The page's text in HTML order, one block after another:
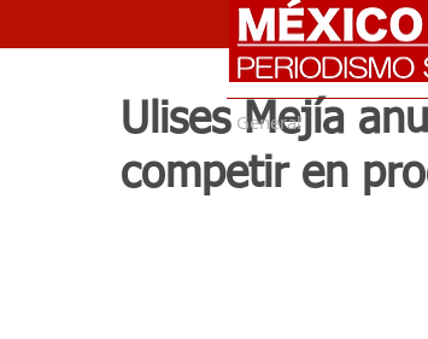
General
Ulises Mejía
competir en